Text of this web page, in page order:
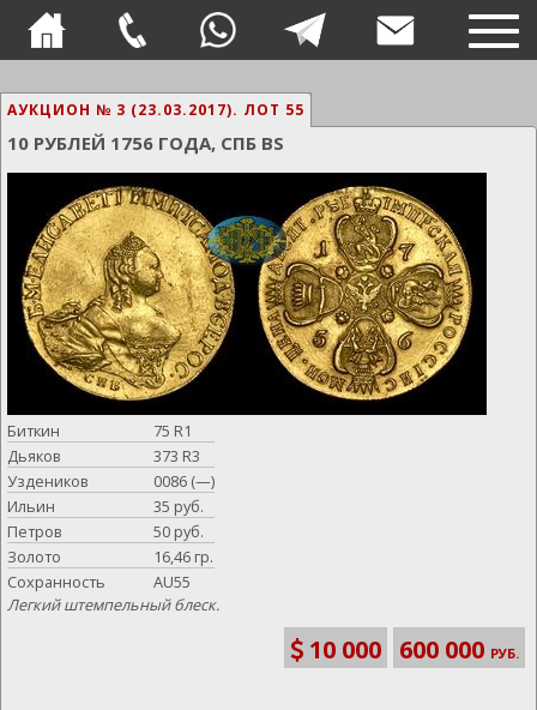
АУКЦИОН № 3 (23.03.2017). ЛОТ 55
10 РУБЛЕЙ 1756 ГОДА, СПБ BS
Биткин
75 R1
Дьяков
373 R3
Уздеников
0086 (—)
Ильин
35 руб.
Петров
50 руб.
Золото
16,46 гр.
Сохранность
AU55
Легкий штемпельный блеск.
10 000 600 000 РУБ.